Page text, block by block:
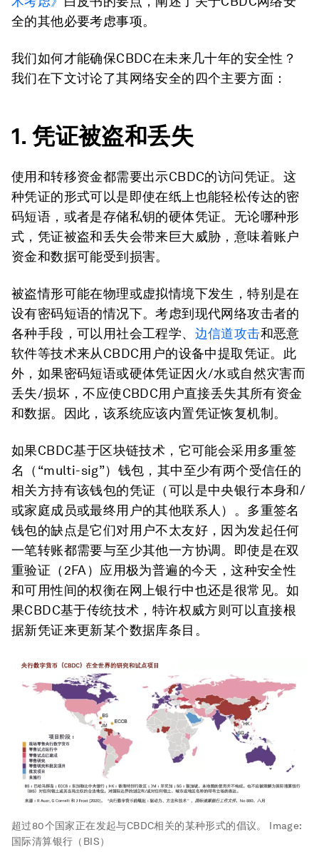
全的其他必要考虑事项。
我们如何才能确保CBDC在未来几十年的安全性？
我们在下文讨论了其网络安全的四个主要方面：
1.凭证被盗和丢失
使用和转移资金都需要出示CBDC的访问凭证。这
种凭证的形式可以是即使在纸上也能轻松传达的密
码短语，或者是存储私钥的硬体凭证。无论哪种形
式，凭证被盗和丢失会带来巨大威胁，意味着账户
资金和数据可能受到损害。
被盗情形可能在物理或虚拟情境下发生，特别是在
设有密码短语的情况下。考虑到现代网络攻击者的
各种手段，可以用社会工程学、 边信道攻击和恶意
软件等技术来从CBDC用户的设备中提取凭证。此
外，如果密码短语或硬体凭证因火/水或自然灾害而
丢失/损坏，不应使CBDC用户直接丢失其所有资金
和数据。因此，该系统应该内置凭证恢复机制。
如果CBDC基于区块链技术，它可能会采用多重签
名（“multi-sig”）钱包，其中至少有两个受信任的
相关方持有该钱包的凭证（可以是中央银行本身和/
或家庭成员或最终用户的其他联系人）。多重签名
钱包的缺点是它们对用户不太友好，因为发起任何
一笔转账都需要与至少其他一方协调。即使是在双
重验证（2FA）应用极为普遍的今天，这种安全性
和可用性间的权衡在网上银行中也还是很常见。如
果CBDC基于传统技术，特许权威方则可以直接根
据新凭证来更新某个数据库条目。
超过80个国家正在发起与CBDC相关的某种形式的倡议。
Image:
国际清算银行（BIS）